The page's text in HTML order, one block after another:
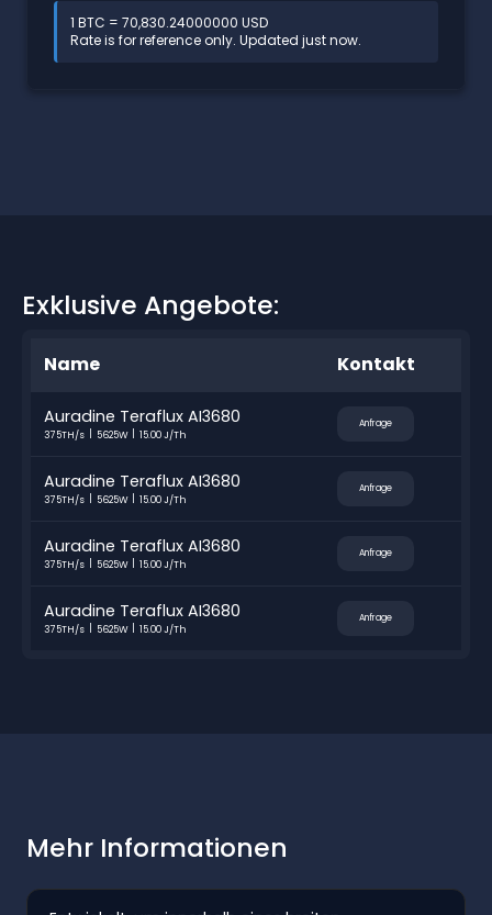
1 BTC = 70,830.24000000 USD
Rate is for reference only. Updated just now.
Exklusive Angebote:
Name Kontakt
Auradine Teraflux AI3680
375TH/s 5625W 15.00 J/Th
Anfrage
Auradine Teraflux AI3680
375TH/s 5625W 15.00 J/Th
Anfrage
Auradine Teraflux AI3680
375TH/s 5625W 15.00 J/Th
Anfrage
Auradine Teraflux AI3680
375TH/s 5625W 15.00 J/Th
Anfrage
Mehr Informationen